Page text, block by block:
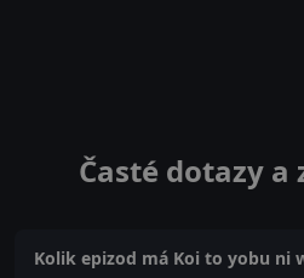
Časté dotazy
Kolik epizod má Koi to yobu ni